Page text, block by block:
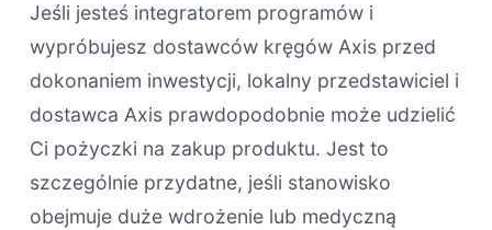
Jeśli jesteś integratorem programów i
wypróbujesz dostawców kręgów Axis przed
dokonaniem inwestycji, lokalny przedstawiciel i
dostawca Axis prawdopodobnie może udzielić
Ci pożyczki na zakup produktu. Jest to
szczególnie przydatne, jeśli stanowisko
obejmuje duże wdrożenie lub medyczną